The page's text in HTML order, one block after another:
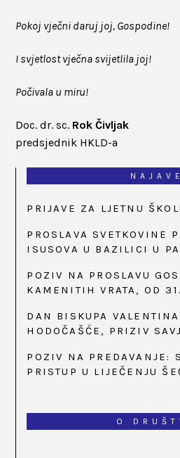
Pokoj vječni daruj joj, Gospodine!
I svjetlost vječna svijetlila joj!
Počivala u miru!
Doc. dr. sc. Rok Čivljak
predsjednik HKLD-a
NAJAVE
PRIJAVE ZA LJETNU
PROSLAVA SVETKOVINE
ISUSOVA U BAZILICI U
POZIV NA PROSLAVU
KAMENITIH VRATA, OD
DAN BISKUPA
HODOČAŠĆE, PRIZIV
BISTRICI, OD 15. DO 17.
POZIV NA PREDAVANJE:
PRISTUP U LIJEČENJU
O